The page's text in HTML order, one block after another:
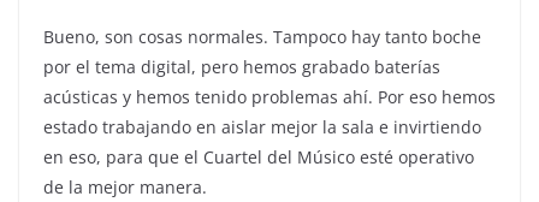
Bueno, son cosas normales. Tampoco hay tanto boche
por el tema digital, pero hemos grabado baterías
acústicas y hemos tenido problemas ahí. Por eso hemos
estado trabajando en aislar mejor la sala e invirtiendo
en eso, para que el Cuartel del Músico esté operativo
de la mejor manera.